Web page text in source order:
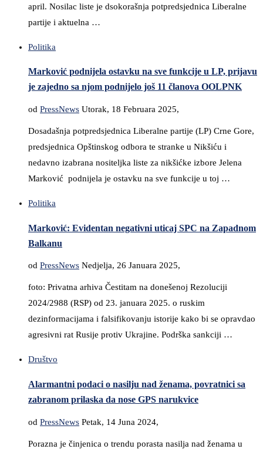
april. Nosilac liste je dsokorašnja potpredsjednica Liberalne
partije i aktuelna …
Politika
Marković podnijela ostavku na sve funkcije u LP, prijavu
je zajedno sa njom podnijelo još 11 članova OOLPNK
od PressNews Utorak, 18 Februara 2025,
Dosadašnja potpredsjednica Liberalne partije (LP) Crne Gore,
predsjednica Opštinskog odbora te stranke u Nikšiću i
nedavno izabrana nositeljka liste za nikšićke izbore Jelena
Marković podnijela je ostavku na sve funkcije u toj …
Politika
Marković: Evidentan negativni uticaj SPC na Zapadnom
Balkanu
od PressNews Nedjelja, 26 Januara 2025,
foto: Privatna arhiva Čestitam na donešenoj Rezoluciji
2024/2988 (RSP) od 23. januara 2025. o ruskim
dezinformacijama i falsifikovanju istorije kako bi se opravdao
agresivni rat Rusije protiv Ukrajine. Podrška sankciji …
Društvo
Alarmantni podaci o nasilju nad ženama, povratnici sa
zabranom prilaska da nose GPS narukvice
od PressNews Petak, 14 Juna 2024,
Porazna je činjenica o trendu porasta nasilja nad ženama u